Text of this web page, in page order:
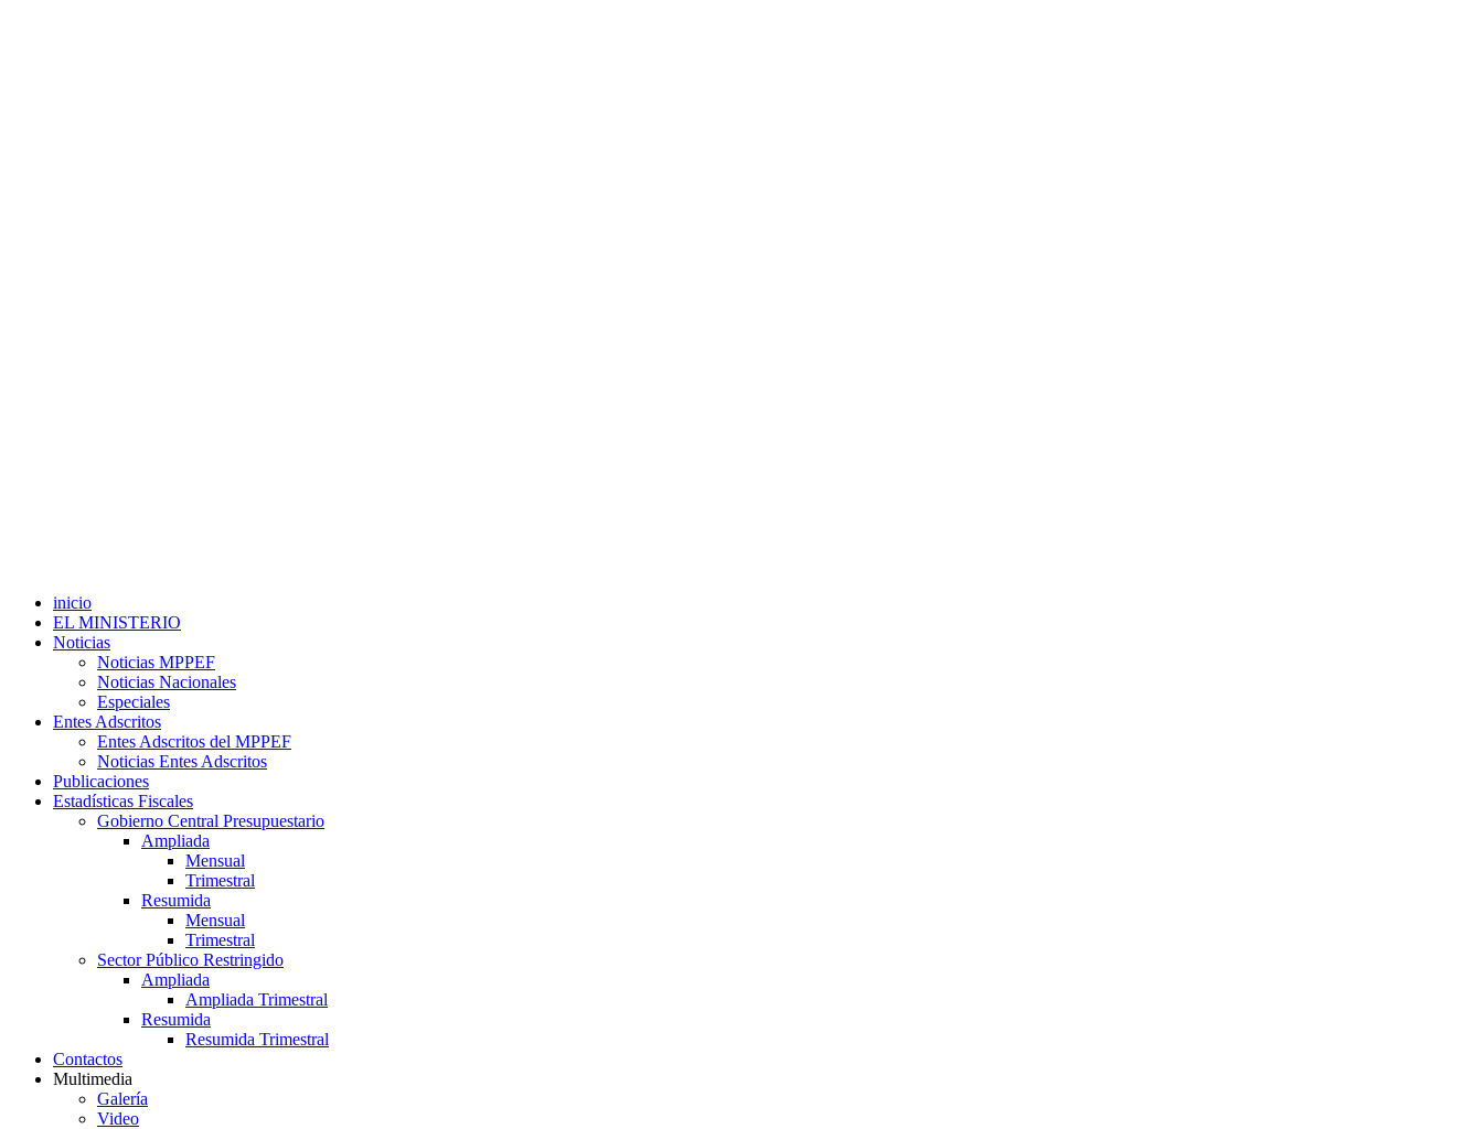
inicio
EL MINISTERIO
Noticias
Noticias MPPEF
Noticias Nacionales
Especiales
Entes Adscritos
Entes Adscritos del MPPEF
Noticias Entes Adscritos
Publicaciones
Estadísticas Fiscales
Gobierno Central Presupuestario
Ampliada
Mensual
Trimestral
Resumida
Mensual
Trimestral
Sector Público Restringido
Ampliada
Ampliada Trimestral
Resumida
Resumida Trimestral
Contactos
Multimedia
Galería
Video